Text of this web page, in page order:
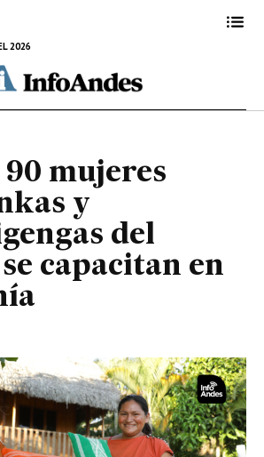
2026
en artesanía
25 DE JULIO DE 2023
90 mujeres
y
del
capacitan en